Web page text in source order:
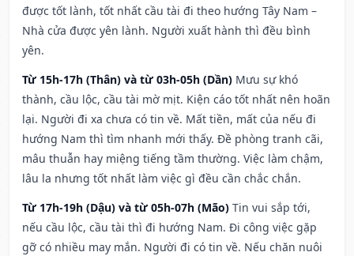
được tốt lành, tốt nhất cầu tài đi theo hướng Tây Nam –
Nhà cửa được yên lành. Người xuất hành thì đều bình
yên.
Từ 15h-17h (Thân) và từ 03h-05h (Dần) Mưu sự khó
thành, cầu lộc, cầu tài mờ mịt. Kiện cáo tốt nhất nên hoãn
lại. Người đi xa chưa có tin về. Mất tiền, mất của nếu đi
hướng Nam thì tìm nhanh mới thấy. Đề phòng tranh cãi,
mâu thuẫn hay miệng tiếng tầm thường. Việc làm chậm,
lâu la nhưng tốt nhất làm việc gì đều cần chắc chắn.
Từ 17h-19h (Dậu) và từ 05h-07h (Mão) Tin vui sắp tới,
nếu cầu lộc, cầu tài thì đi hướng Nam. Đi công việc gặp
gỡ có nhiều may mắn. Người đi có tin về. Nếu chăn nuôi